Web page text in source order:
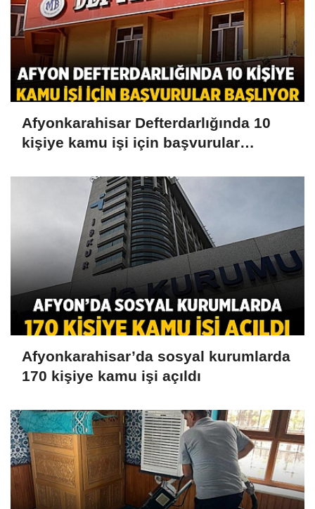
Afyonkarahisar Defterdarlığında 10
kişiye kamu işi için başvurular
Afyonkarahisar’da sosyal kurumlarda
170 kişiye kamu işi açıldı